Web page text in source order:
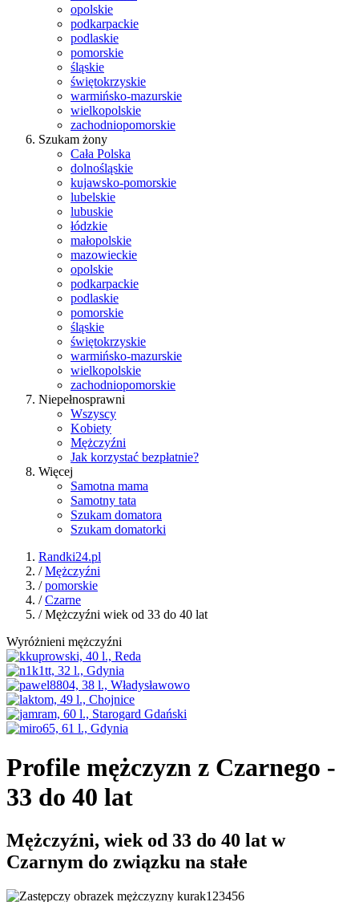
opolskie
podkarpackie
podlaskie
pomorskie
śląskie
świętokrzyskie
warmińsko-mazurskie
wielkopolskie
zachodniopomorskie
Szukam żony
Cała Polska
dolnośląskie
kujawsko-pomorskie
lubelskie
lubuskie
łódzkie
małopolskie
mazowieckie
opolskie
podkarpackie
podlaskie
pomorskie
śląskie
świętokrzyskie
warmińsko-mazurskie
wielkopolskie
zachodniopomorskie
Niepełnosprawni
Wszyscy
Kobiety
Mężczyźni
Jak korzystać bezpłatnie?
Więcej
Samotna mama
Samotny tata
Szukam domatora
Szukam domatorki
Randki24.pl
/Mężczyźni
/pomorskie
/Czarne
/ Mężczyźni wiek od 33 do 40 lat
Wyróżnieni mężczyźni
Profile mężczyzn z Czarnego -
33 do 40 lat
Mężczyźni, wiek od 33 do 40 lat w
Czarnym do związku na stałe